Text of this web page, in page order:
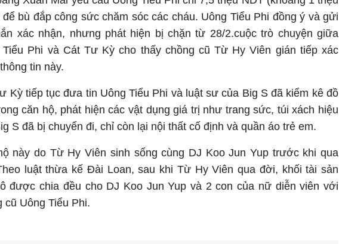
để bù đắp công sức chăm sóc các cháu. Uông Tiểu Phi đồng ý và gửi
xác nhận, nhưng phát hiện bị chặn từ 28/2.cuộc trò chuyện giữa
Tiểu Phi và Cát Tư Kỳ cho thấy chồng cũ Từ Hy Viên gián tiếp xác
tin này.
Kỳ tiếp tục đưa tin Uông Tiểu Phi và luật sư của Big S đã kiểm kê đồ
căn hộ, phát hiện các vật dụng giá trị như trang sức, túi xách hiệu
S đã bị chuyển đi, chỉ còn lại nội thất cố định và quần áo trẻ em.
này do Từ Hy Viên sinh sống cùng DJ Koo Jun Yup trước khi qua
luật thừa kế Đài Loan, sau khi Từ Hy Viên qua đời, khối tài sản
được chia đều cho DJ Koo Jun Yup và 2 con của nữ diễn viên với
cũ Uông Tiểu Phi.